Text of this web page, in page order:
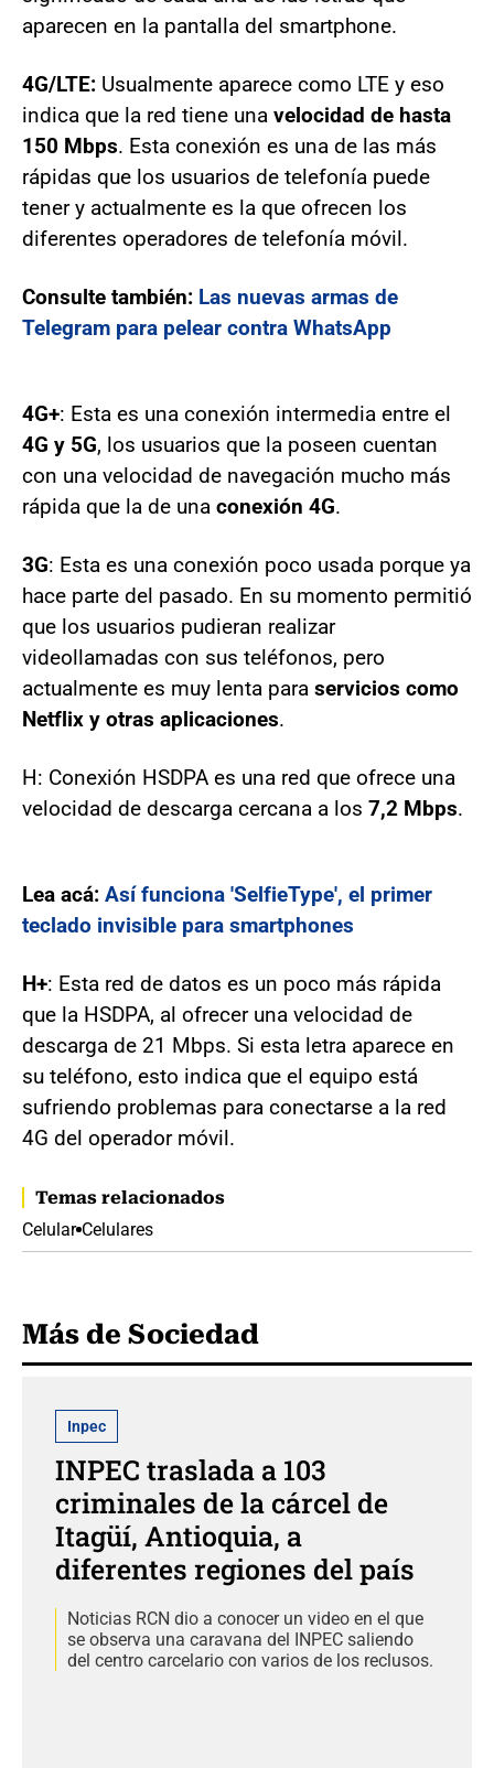
aparecen en la pantalla del smartphone.
4G/LTE: Usualmente aparece como LTE y eso
indica que la red tiene una velocidad de hasta
150 Mbps. Esta conexión es una de las más
rápidas que los usuarios de telefonía puede
tener y actualmente es la que ofrecen los
diferentes operadores de telefonía móvil.
Consulte también: Las nuevas armas de
Telegram para pelear contra WhatsApp
4G+: Esta es una conexión intermedia entre el
4G y 5G, los usuarios que la poseen cuentan
con una velocidad de navegación mucho más
rápida que la de una conexión 4G.
3G: Esta es una conexión poco usada porque ya
hace parte del pasado. En su momento permitió
que los usuarios pudieran realizar
videollamadas con sus teléfonos, pero
actualmente es muy lenta para servicios como
Netflix y otras aplicaciones.
H: Conexión HSDPA es una red que ofrece una
velocidad de descarga cercana a los 7,2 Mbps.
Lea acá: Así funciona 'SelfieType', el primer
teclado invisible para smartphones
H+: Esta red de datos es un poco más rápida
que la HSDPA, al ofrecer una velocidad de
descarga de 21 Mbps. Si esta letra aparece en
su teléfono, esto indica que el equipo está
sufriendo problemas para conectarse a la red
4G del operador móvil.
Temas relacionados
Celular Celulares
Más de Sociedad
Inpec
INPEC traslada a 103
criminales de la cárcel de
Itagüí, Antioquia, a
diferentes regiones del país
Noticias RCN dio a conocer un video en el que
se observa una caravana del INPEC saliendo
del centro carcelario con varios de los reclusos.